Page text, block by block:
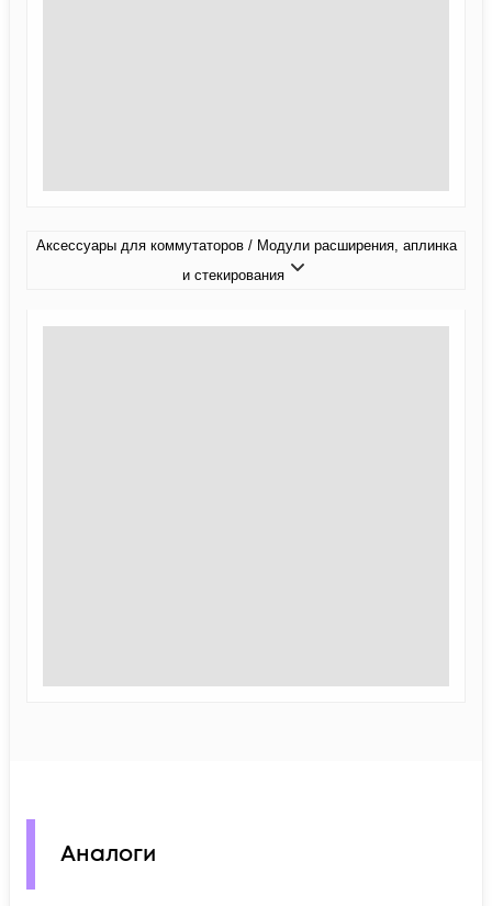
Аксессуары для коммутаторов / Модули расширения, аплинка
и стекирования
Аналоги